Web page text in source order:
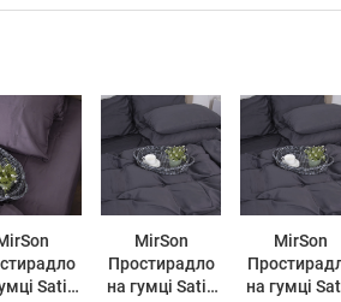
Satin
MirSon
Простирадло
на гумці Satin
MirSon
на гумці Satin